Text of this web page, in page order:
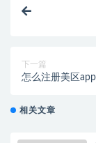
下一篇
怎么注册美区
相关文章